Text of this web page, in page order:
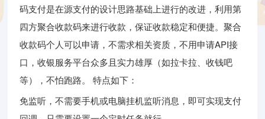
码支付是在源支付的设计思路基础上进行的改进，利用第
四方聚合收款码来进行收款，保证收款稳定和便捷。聚合
收款码个人可以申请，不需求相关资质，不用申请API接
口，收银服务平台众多且实力雄厚（如拉卡拉、收钱吧
等），不怕跑路。 特点如下：
免监听，不需要手机或电脑挂机监听消息，即可实现支付